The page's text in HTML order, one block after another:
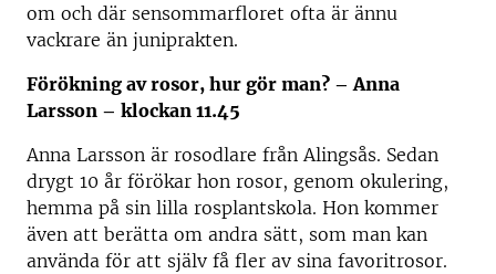
om och där sensommarfloret ofta är ännu
vackrare än juniprakten.
Förökning av rosor, hur gör man? – Anna
Larsson – klockan 11.45
Anna Larsson är rosodlare från Alingsås. Sedan
drygt 10 år förökar hon rosor, genom okulering,
hemma på sin lilla rosplantskola. Hon kommer
även att berätta om andra sätt, som man kan
använda för att själv få fler av sina favoritrosor.